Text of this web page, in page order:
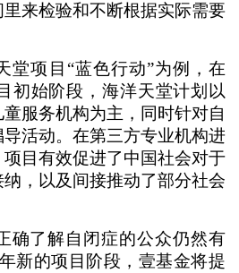
来检验和不断根据实际需要
项目“蓝色行动”为例，在
初始阶段，海洋天堂计划以
服务机构为主，同时针对自
活动。在第三方专业机构进
目有效促进了中国社会对于
，以及间接推动了部分社会
了解自闭症的公众仍然有
新的项目阶段，壹基金将提